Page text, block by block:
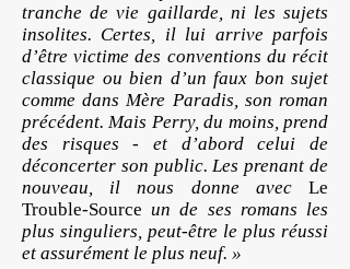
tranche de vie gaillarde, ni les sujets
insolites. Certes, il lui arrive parfois
d’être victime des conventions du récit
classique ou bien d’un faux bon sujet
comme dans Mère Paradis, son roman
précédent. Mais Perry, du moins, prend
des risques - et d’abord celui de
déconcerter son public. Les prenant de
nouveau, il nous donne avec Le
Trouble-Source un de ses romans les
plus singuliers, peut-être le plus réussi
et assurément le plus neuf. »